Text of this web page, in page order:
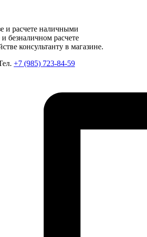
и расчете наличными
безналичном расчете
консультанту в магазине.
+7 (985) 723-84-59